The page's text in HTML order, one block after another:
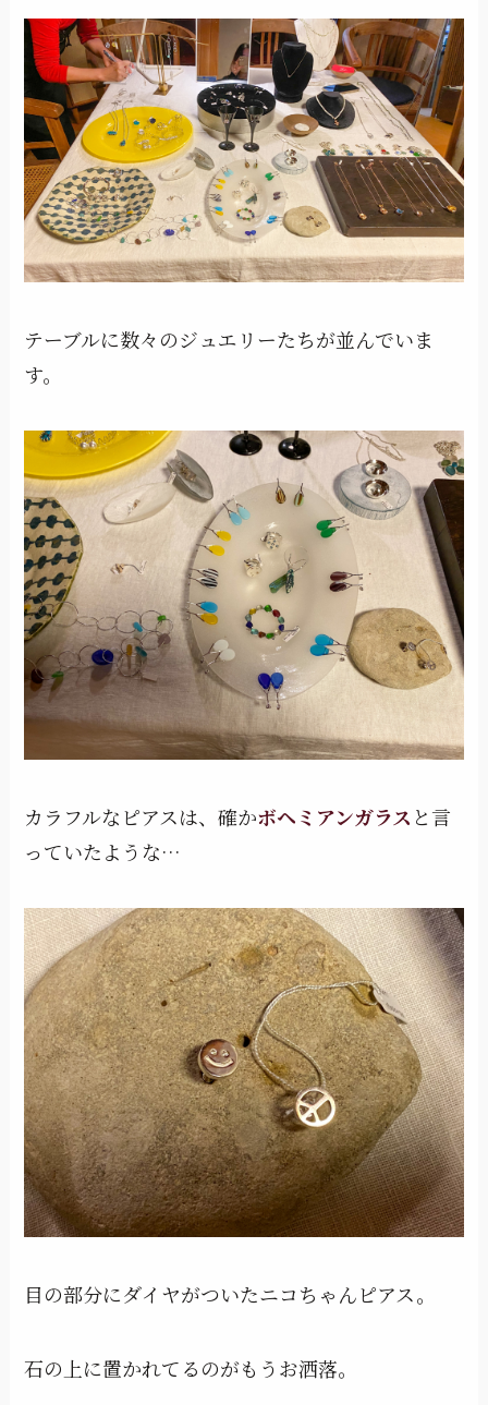
テーブルに数々のジュエリーたちが並んでいま
す。
カラフルなピアスは、確かボヘミアンガラス と言
っていたような…
目の部分にダイヤがついたニコちゃんピアス。
石の上に置かれてるのがもうお洒落。